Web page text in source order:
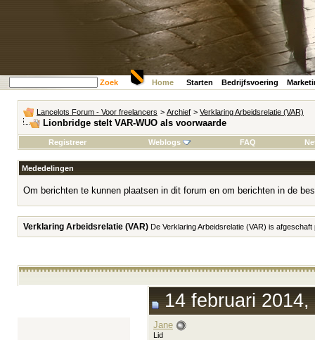
Zoek Home Starten Bedrijfsvoering
Lancelots Forum - Voor freelancers > Archief > Verklaring Arbeidsrelatie (VAR)
Lionbridge stelt VAR-WUO als voorwaarde
Registreer Weblogs FAQ
Mededelingen
Om berichten te kunnen plaatsen in dit forum en om berichten in de
Verklaring Arbeidsrelatie (VAR) De Verklaring Arbeidsrelatie (VAR) is
14 februari 2014,
Jane
Lid